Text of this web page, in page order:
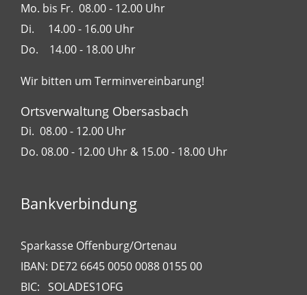
Mo. bis Fr. 08.00 - 12.00 Uhr
Di. 14.00 - 16.00 Uhr
Do. 14.00 - 18.00 Uhr
Wir bitten um Terminvereinbarung!
Ortsverwaltung Obersasbach
Di. 08.00 - 12.00 Uhr
Do. 08.00 - 12.00 Uhr & 15.00 - 18.00 Uhr
Bankverbindung
Sparkasse Offenburg/Ortenau
IBAN: DE72 6645 0050 0088 0155 00
BIC: SOLADES1OFG